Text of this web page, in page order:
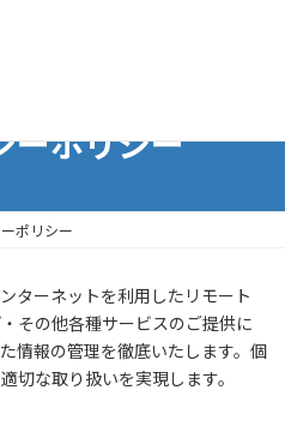
ーポリシー
ポリシー
ターネットを利用したリモート
その他各種サービスのご提供に
情報の管理を徹底いたします。個
切な取り扱いを実現します。